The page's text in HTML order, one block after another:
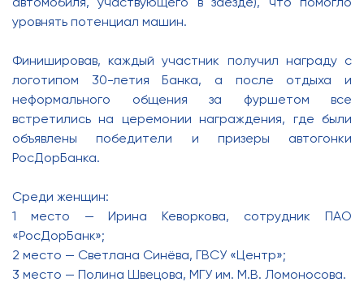
уровнять потенциал машин.
Финишировав, каждый участник получил награду с
логотипом 30-летия Банка, а после отдыха и
неформального общения за фуршетом все
встретились на церемонии награждения, где были
объявлены победители и призеры автогонки
РосДорБанка.
Среди женщин:
1 место — Ирина Кеворкова, сотрудник ПАО
«РосДорБанк»;
2 место — Светлана Синёва, ГВСУ «Центр»;
3 место — Полина Швецова, МГУ им. М.В. Ломоносова.